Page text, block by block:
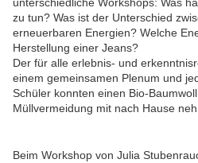
zu tun? Was ist der Unterschied
erneuerbaren Energien? Welche
Herstellung einer Jeans?
Der für alle erlebnis- und
einem gemeinsamen Plenum und
Schüler konnten einen Bio-
Müllvermeidung mit nach Hause
Beim Workshop von Julia